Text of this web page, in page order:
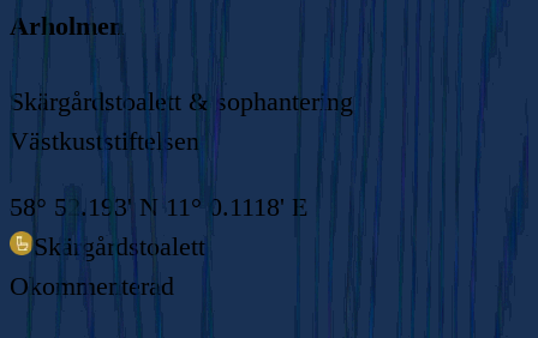
Arholmen
Skärgårdstoalett & sophantering
Västkuststiftelsen
58° 52.193' N 11° 0.1118' E
Skärgårdstoalett
Okommenterad